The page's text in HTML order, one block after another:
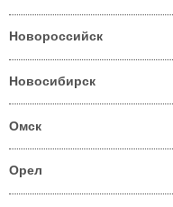
Новороссийск
Новосибирск
Омск
Орел